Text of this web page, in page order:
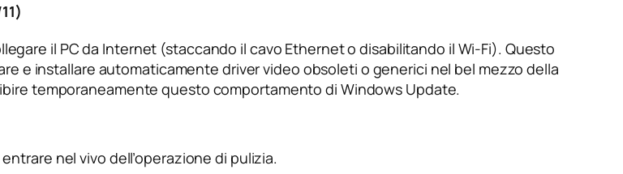
il PC da Internet (staccando il cavo Ethernet o disabilitando il Wi-Fi). Questo
e installare automaticamente driver video obsoleti o generici nel bel mezzo della
temporaneamente questo comportamento di Windows Update.
nel vivo dell’operazione di pulizia.